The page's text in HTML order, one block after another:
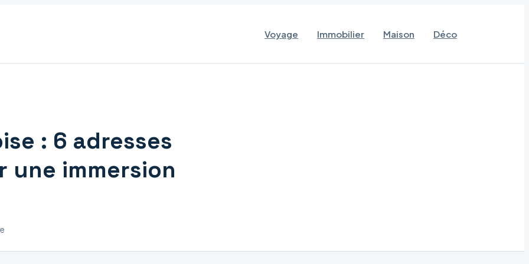
Voyage Immobilier Maison Déco
: 6 adresses
immersion